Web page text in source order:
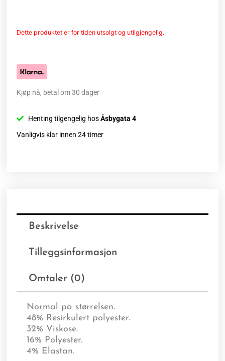
Dette produktet er for tiden utsolgt og utilgjengelig.
Kjøp nå, betal om 30 dager
Henting tilgengelig hosÅsbygata 4
Vanligvis klar innen 24 timer
Beskrivelse
Tilleggsinformasjon
Omtaler (0)
Normal på størrelsen.
48% Resirkulert polyester.
32% Viskose.
16% Polyester.
4% Elastan.